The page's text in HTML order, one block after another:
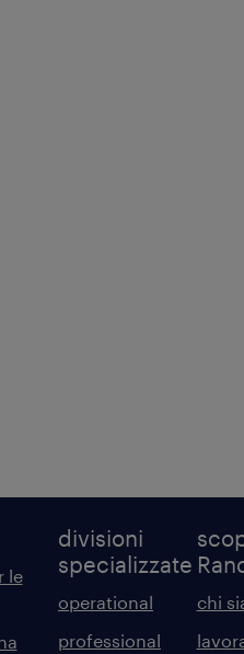
le
divisioni
specializzate
operational
professional
chi